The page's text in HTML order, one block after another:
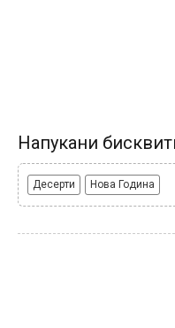
Напукани
Десерти Нова Година